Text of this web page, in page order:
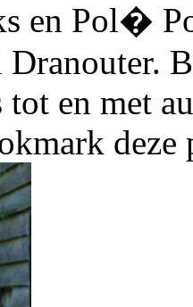
en Pol�
Dranouter.
en met
deze